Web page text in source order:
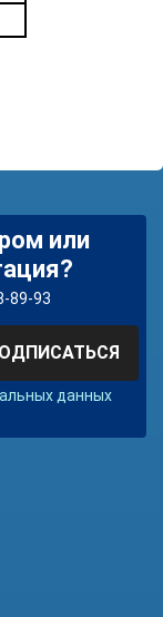
или
89-93
данных